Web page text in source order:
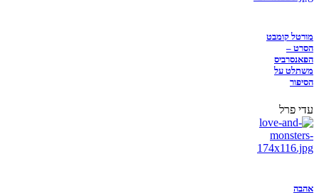
מורטל קומבט
הסרט –
הפאנסרביס
משתלט על
הסיפור
עדי פרל
אהבה